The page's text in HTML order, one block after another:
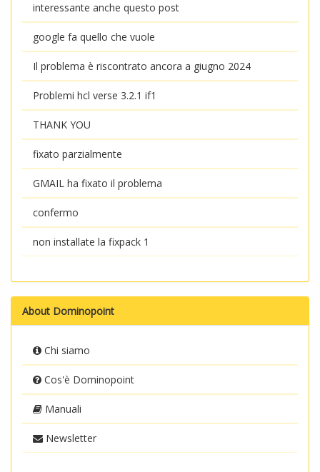
interessante anche questo post
google fa quello che vuole
Il problema è riscontrato ancora a giugno 2024
Problemi hcl verse 3.2.1 if1
THANK YOU
fixato parzialmente
GMAIL ha fixato il problema
confermo
non installate la fixpack 1
About Dominopoint
Chi siamo
Cos'è Dominopoint
Manuali
Newsletter